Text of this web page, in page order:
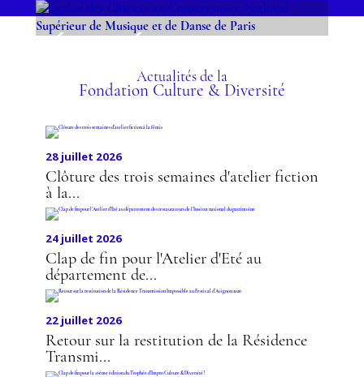
ÉGALITÉ DES CHANCES
AU CONSERVATOIRE
NATIONAL SUPÉRIEUR
DE MUSIQUE ET DE
DANSE DE PARIS
Actualités de la
Fondation Culture & Diversité
28 juillet 2026
Clôture des trois semaines d'atelier fiction
à la...
24 juillet 2026
Clap de fin pour l'Atelier d'Eté au
département de...
22 juillet 2026
Retour sur la restitution de la Résidence
Transmi...